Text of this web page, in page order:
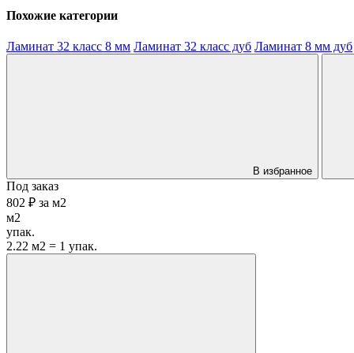
Похожие категории
Ламинат 32 класс 8 мм Ламинат 32 класс дуб Ламинат 8 мм дуб
В избранное
Под заказ
802 ₽ за м2
м2
упак.
2.22 м2 = 1 упак.